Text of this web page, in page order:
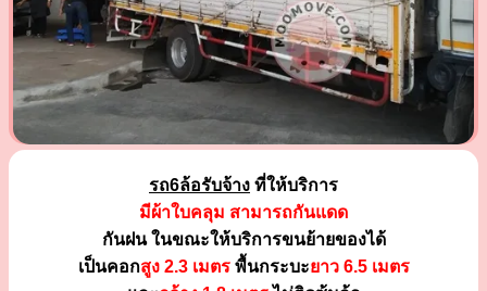
รถ6ล้อรับจ้าง ที่ให้บริการ
มีผ้าใบคลุม สามารถกันแดด
กันฝน ในขณะให้บริการขนย้ายของได้
เป็นคอกสูง 2.3 เมตรพื้นกระบะยาว 6.5 เมตร